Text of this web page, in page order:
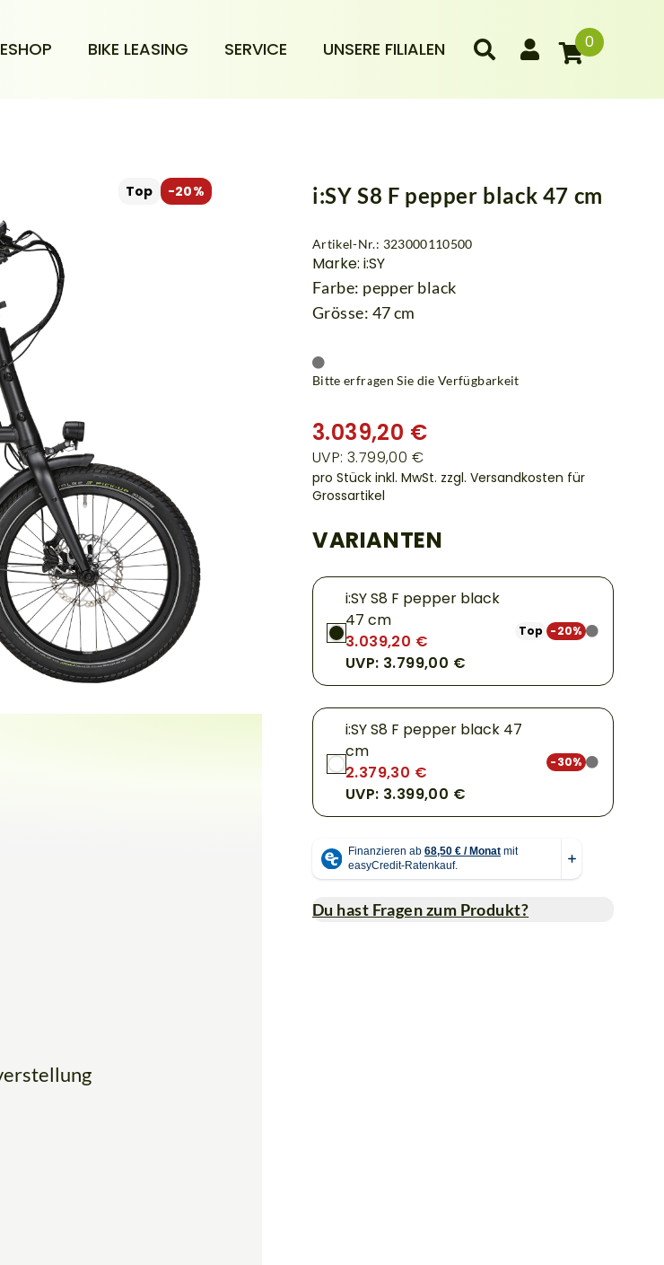
BIKE LEASING SERVICE UNSERE FILIALEN 0
Top -20% i:SY S8 F pepper black 47 cm
Artikel-Nr.: 323000110500
Marke: i:SY
Farbe: pepper black
Grösse: 47 cm
Bitte erfragen Sie die Verfügbarkeit
3.039,20 €
UVP: 3.799,00 €
pro Stück inkl. MwSt. zzgl. Versandkosten für
Grossartikel
VARIANTEN
i:SY S8 F pepper black
47 cm
3.039,20 €
UVP: 3.799,00 €
Top -20%
i:SY S8 F pepper black 47
cm
2.379,30 €
UVP: 3.399,00 €
-30%
Du hast Fragen zum Produkt?